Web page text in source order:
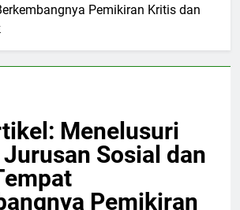
Pemikiran Kritis dan
Menelusuri
Sosial dan
Pemikiran